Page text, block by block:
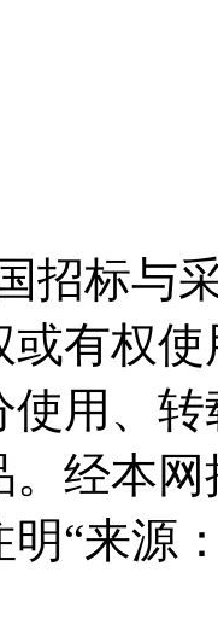
招标与
有权
用、
。经本
明“来源